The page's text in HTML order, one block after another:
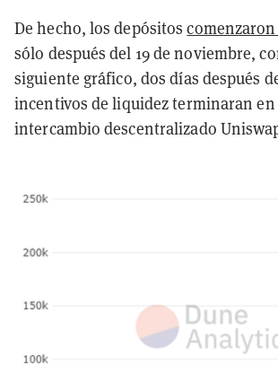
De hecho, los depósitos
sólo después del 19 de noviembre,
siguiente gráfico, dos días después
incentivos de liquidez terminaran
intercambio descentralizado